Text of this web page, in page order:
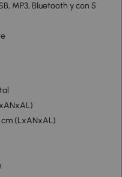
MP3, Bluetooth y con 5
(LxANxAL)